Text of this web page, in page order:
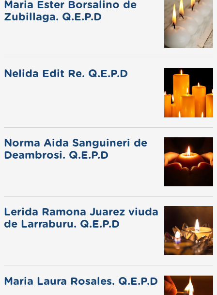
Maria Ester Borsalino de
Zubillaga. Q.E.P.D
Nelida Edit Re. Q.E.P.D
Norma Aida Sanguineri de
Deambrosi. Q.E.P.D
Lerida Ramona Juarez viuda
de Larraburu. Q.E.P.D
Maria Laura Rosales. Q.E.P.D